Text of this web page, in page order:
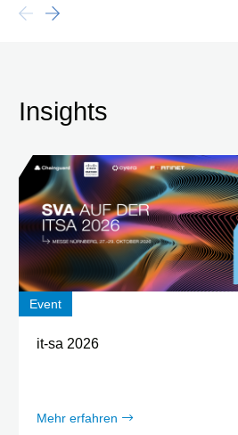
Insights
Event
it-sa 2026
Mehr erfahren